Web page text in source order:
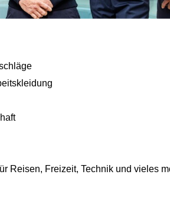
Reisen, Freizeit, Technik und vieles